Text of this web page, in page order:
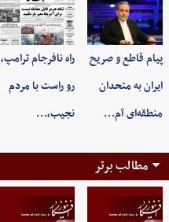
پیام قاطع و صریح
ایران به متحدان
منطقه‌ای آم…
راه نافرجام ترامپ،
رو راست با مردم
نجیب،…
مطالب برتر